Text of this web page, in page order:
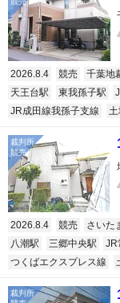
2026.8.4 競売 千葉地
天王台駅
東我孫子駅
JR成田線我孫子支線
土
2026.8.4 競売 さいた
八潮駅
三郷中央駅 JR
つくばエクスプレス線